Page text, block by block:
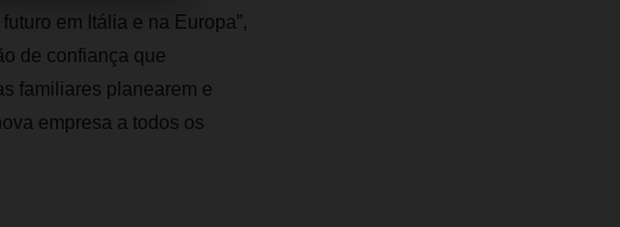
em Itália e na Europa”,
de confiança que
familiares planearem e
empresa a todos os